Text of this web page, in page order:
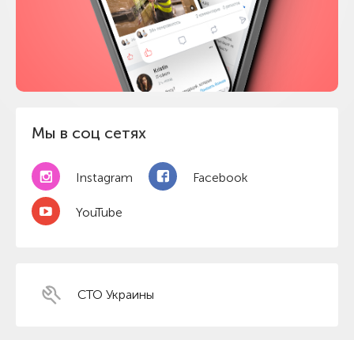
Мы в соц сетях
Instagram Facebook
YouTube
СТО Украины